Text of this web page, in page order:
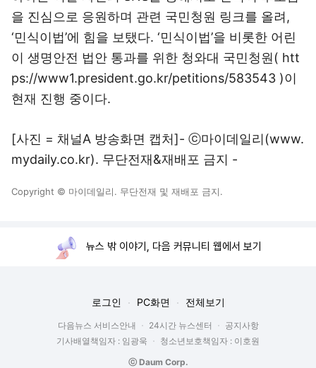
을 진심으로 응원하며 관련 국민청원 링크를 올려,
‘민식이법’에 힘을 보탰다. ‘민식이법’을 비롯한 어린
이 생명안전 법안 통과를 위한 청와대 국민청원( htt
ps://www1.president.go.kr/petitions/583543 )이
현재 진행 중이다.
[사진 = 채널A 방송화면 캡처]- ⓒ마이데일리(www.
mydaily.co.kr). 무단전재&재배포 금지 -
Copyright © 마이데일리. 무단전재 및 재배포 금지.
뉴스 밖 이야기, 다음 커뮤니티 웹에서 보기
로그인 PC화면 전체보기
다음뉴스 서비스안내 24시간 뉴스센터
공지사항
기사배열책임자 : 임광욱
청소년보호책임자 : 이호원
ⓒ Daum Corp.